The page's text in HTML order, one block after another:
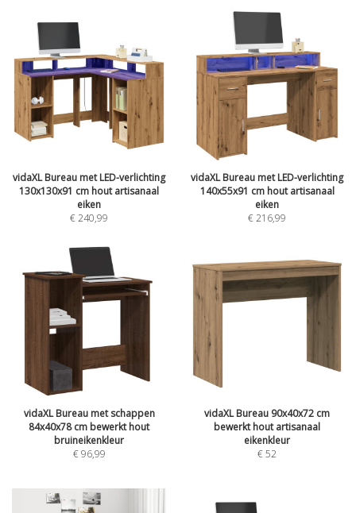
vidaXL Bureau met LED-verlichting
130x130x91 cm hout artisanaal
eiken
€240,99
vidaXL Bureau met LED-verlichting
140x55x91 cm hout artisanaal
eiken
€216,99
vidaXL Bureau met schappen
84x40x78 cm bewerkt hout
bruineikenkleur
€96,99
vidaXL Bureau 90x40x72 cm
bewerkt hout artisanaal
eikenkleur
€52